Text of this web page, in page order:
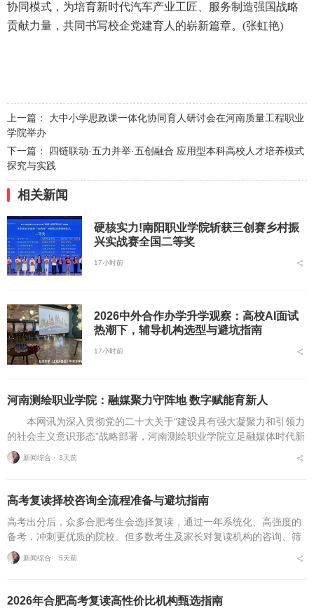
协同模式，为培育新时代汽车产业工匠、服务制造强国战略
贡献力量，共同书写校企党建育人的崭新篇章。(张虹艳)
上一篇： 大中小学思政课一体化协同育人研讨会在河南质量工程职业
学院举办
下一篇： 四链联动·五力并举·五创融合 应用型本科高校人才培养模式
探究与实践
相关新闻
硬核实力!南阳职业学院斩获三创赛乡村振
兴实战赛全国二等奖
17小时前
2026中外合作办学升学观察：高校AI面试
热潮下，辅导机构选型与避坑指南
17小时前
河南测绘职业学院：融媒聚力守阵地 数字赋能育新人
本网讯为深入贯彻党的二十大关于“建设具有强大凝聚力和引领力
的社会主义意识形态”战略部署，河南测绘职业学院立足融媒体时代新
挑战，扎实推进在风险研判、机制创新、技术赋能、实践育人等方面
的路径分析与研...
新闻综合 ⋅ 3天前
高考复读择校咨询全流程准备与避坑指南
高考出分后，众多合肥考生会选择复读，通过一年系统化、高强度的
备考，冲刺更优质的院校。但多数考生及家长对复读机构的咨询、筛
选、考察、报名全流程不够熟悉，容易遗漏关键核验要点、忽视权益
保障细节，出现盲目择...
新闻综合 ⋅ 5天前
2026年合肥高考复读高性价比机构甄选指南